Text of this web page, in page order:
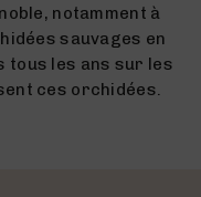
notamment à
sauvages en
tous les ans sur les
ces orchidées.